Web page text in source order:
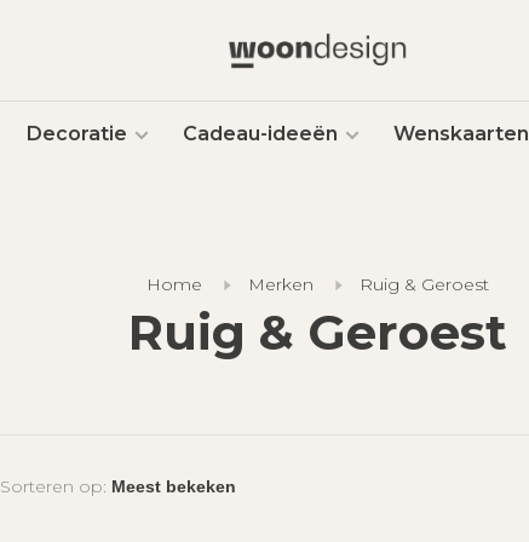
Decoratie Cadeau-ideeën Wenskaarten
Home Merken Ruig & Geroest
Ruig & Geroest
Sorteren op: